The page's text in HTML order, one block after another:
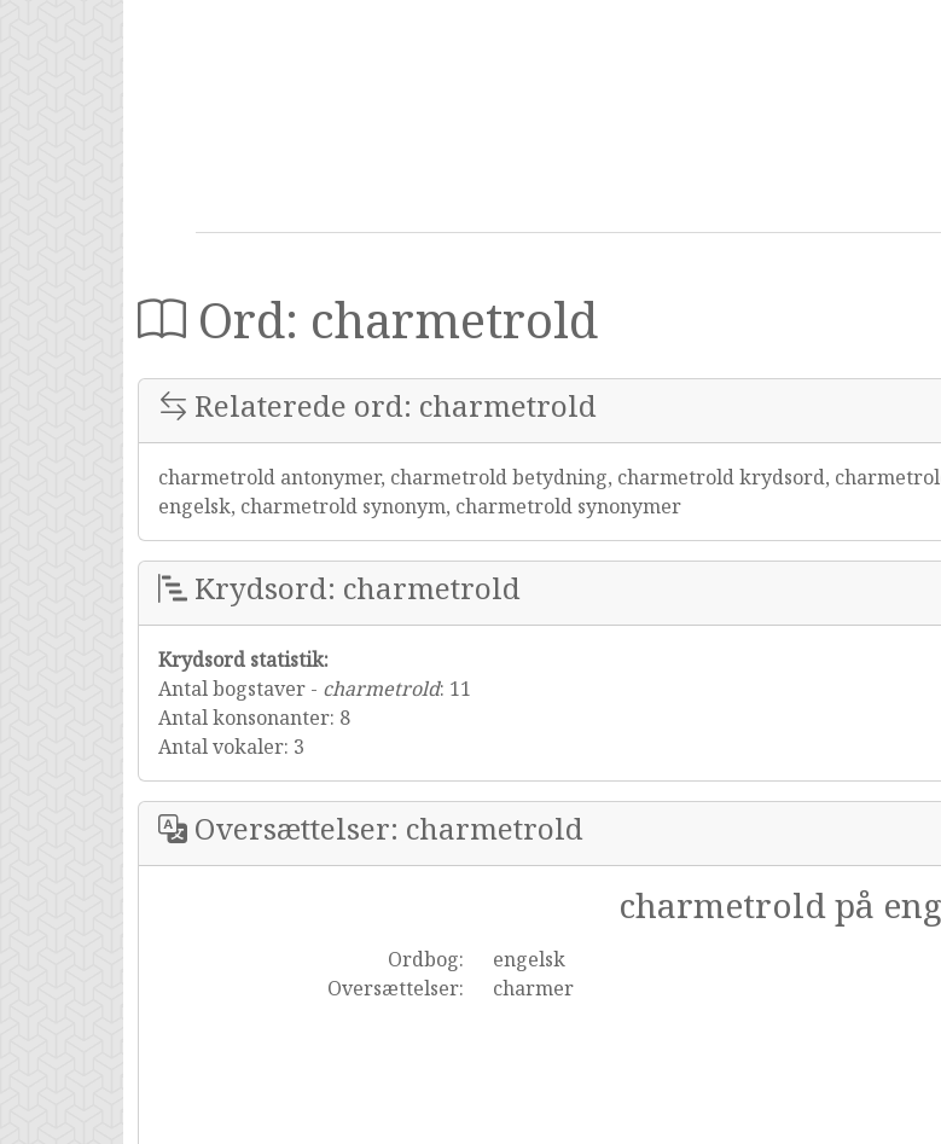
Ord: charmetrold
Relaterede ord: charmetrold
charmetrold antonymer, charmetrold betydning, charmetrold krydsord,
engelsk, charmetrold synonym, charmetrold synonymer
Krydsord: charmetrold
Krydsord statistik:
Antal bogstaver - charmetrold: 11
Antal konsonanter: 8
Antal vokaler: 3
Oversættelser: charmetrold
charmetrold på
Ordbog:
engelsk
Oversættelser:
charmer